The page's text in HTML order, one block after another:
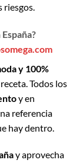
y 100%
Todos los
y en
referencia
hay dentro.
y aprovecha